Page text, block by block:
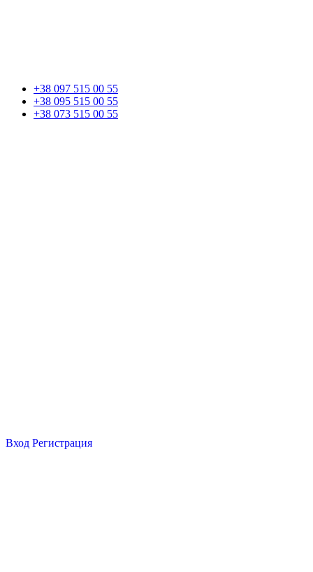
+38 097 515 00 55
+38 095 515 00 55
+38 073 515 00 55
Вход Регистрация